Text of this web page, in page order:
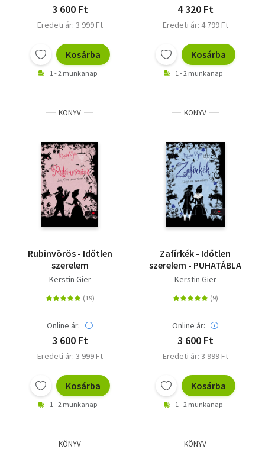
3 600 Ft
Eredeti ár: 3 999 Ft
Kosárba
1 - 2 munkanap
4 320 Ft
Eredeti ár: 4 799 Ft
Kosárba
1 - 2 munkanap
KÖNYV
Rubinvörös - Időtlen
szerelem
Kerstin Gier
Online ár:
3 600 Ft
Eredeti ár: 3 999 Ft
Kosárba
1 - 2 munkanap
KÖNYV
Zafírkék - Időtlen
szerelem - PUHATÁBLA
Kerstin Gier
Online ár:
3 600 Ft
Eredeti ár: 3 999 Ft
Kosárba
1 - 2 munkanap
KÖNYV KÖNYV